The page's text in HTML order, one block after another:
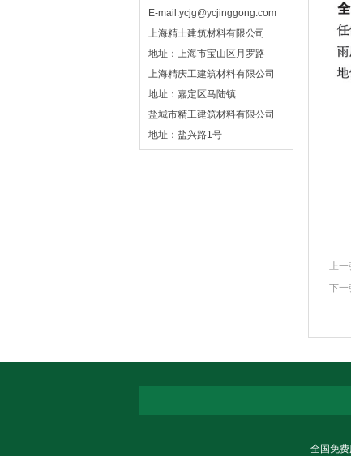
E-mail:ycjg@ycjinggong.com
上海精士建筑材料有限公司
地址：上海市宝山区月罗路
上海精庆工建筑材料有限公司
地址：嘉定区马陆镇
盐城市精工建筑材料有限公司
地址：盐兴路1号
上一
下一
全国免